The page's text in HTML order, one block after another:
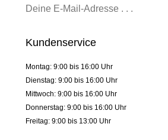
Kundenservice
Montag: 9:00 bis 16:00 Uhr
Dienstag: 9:00 bis 16:00 Uhr
Mittwoch: 9:00 bis 16:00 Uhr
Donnerstag: 9:00 bis 16:00 Uhr
Freitag: 9:00 bis 13:00 Uhr